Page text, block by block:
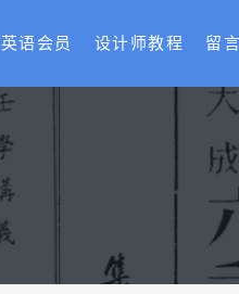
英语会员 设计师教程 留